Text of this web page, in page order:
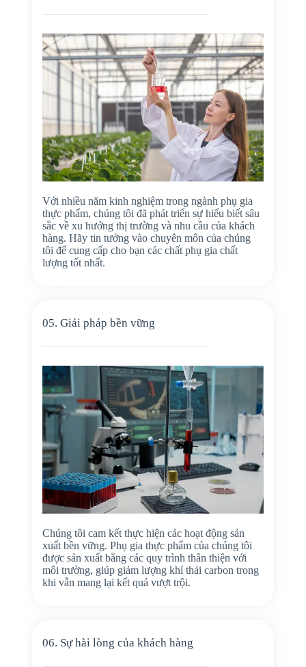
Với nhiều năm kinh nghiệm trong ngành phụ gia
thực phẩm, chúng tôi đã phát triển sự hiểu biết sâu
sắc về xu hướng thị trường và nhu cầu của khách
hàng. Hãy tin tưởng vào chuyên môn của chúng
tôi để cung cấp cho bạn các chất phụ gia chất
lượng tốt nhất.
05. Giải pháp bền vững
Chúng tôi cam kết thực hiện các hoạt động sản
xuất bền vững. Phụ gia thực phẩm của chúng tôi
được sản xuất bằng các quy trình thân thiện với
môi trường, giúp giảm lượng khí thải carbon trong
khi vẫn mang lại kết quả vượt trội.
06. Sự hài lòng của khách hàng